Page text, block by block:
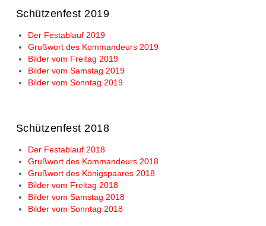
Schützenfest 2019
Der Festablauf 2019
Grußwort des Kommandeurs 2019
Bilder vom Freitag 2019
Bilder vom Samstag 2019
Bilder vom Sonntag 2019
Schützenfest 2018
Der Festablauf 2018
Grußwort des Kommandeurs 2018
Grußwort des Königspaares 2018
Bilder vom Freitag 2018
Bilder vom Samstag 2018
Bilder vom Sonntag 2018